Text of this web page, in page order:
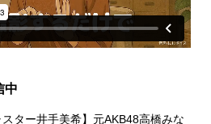
中
ター井手美希】元AKB48高橋みな